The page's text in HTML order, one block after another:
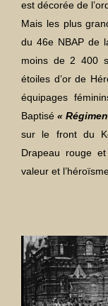
est décorée de
Mais les plus
du 46e NBAP de
moins de 2 400
étoiles d’or de
équipages
Baptisé«
sur le front du
Drapeau rouge
valeur et